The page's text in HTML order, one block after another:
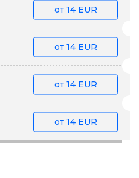
от 14 EUR
от 14 EUR
от 14 EUR
от 14 EUR